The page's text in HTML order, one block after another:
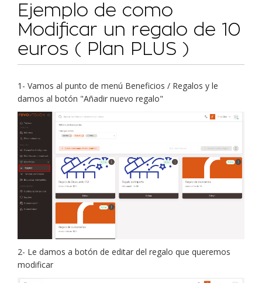
Ejemplo de como
Modificar un regalo de 10
euros ( Plan PLUS )
1- Vamos al punto de menú Beneficios / Regalos y le
damos al botón "Añadir nuevo regalo"
2- Le damos a botón de editar del regalo que queremos
modificar